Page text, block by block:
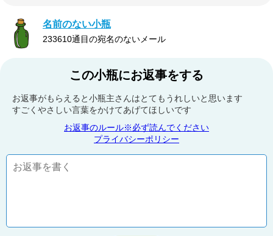
名前のない小瓶
233610通目の宛名のないメール
この小瓶にお返事をする
お返事がもらえると小瓶主さんはとてもうれしいと思います
すごくやさしい言葉をかけてあげてほしいです
お返事のルール※必ず読んでください
プライバシーポリシー